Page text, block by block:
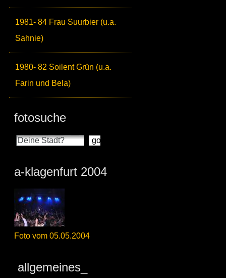
1981- 84 Frau Suurbier (u.a.
Sahnie)
1980- 82 Soilent Grün (u.a.
Farin und Bela)
fotosuche
a-klagenfurt 2004
Foto vom 05.05.2004
allgemeines_